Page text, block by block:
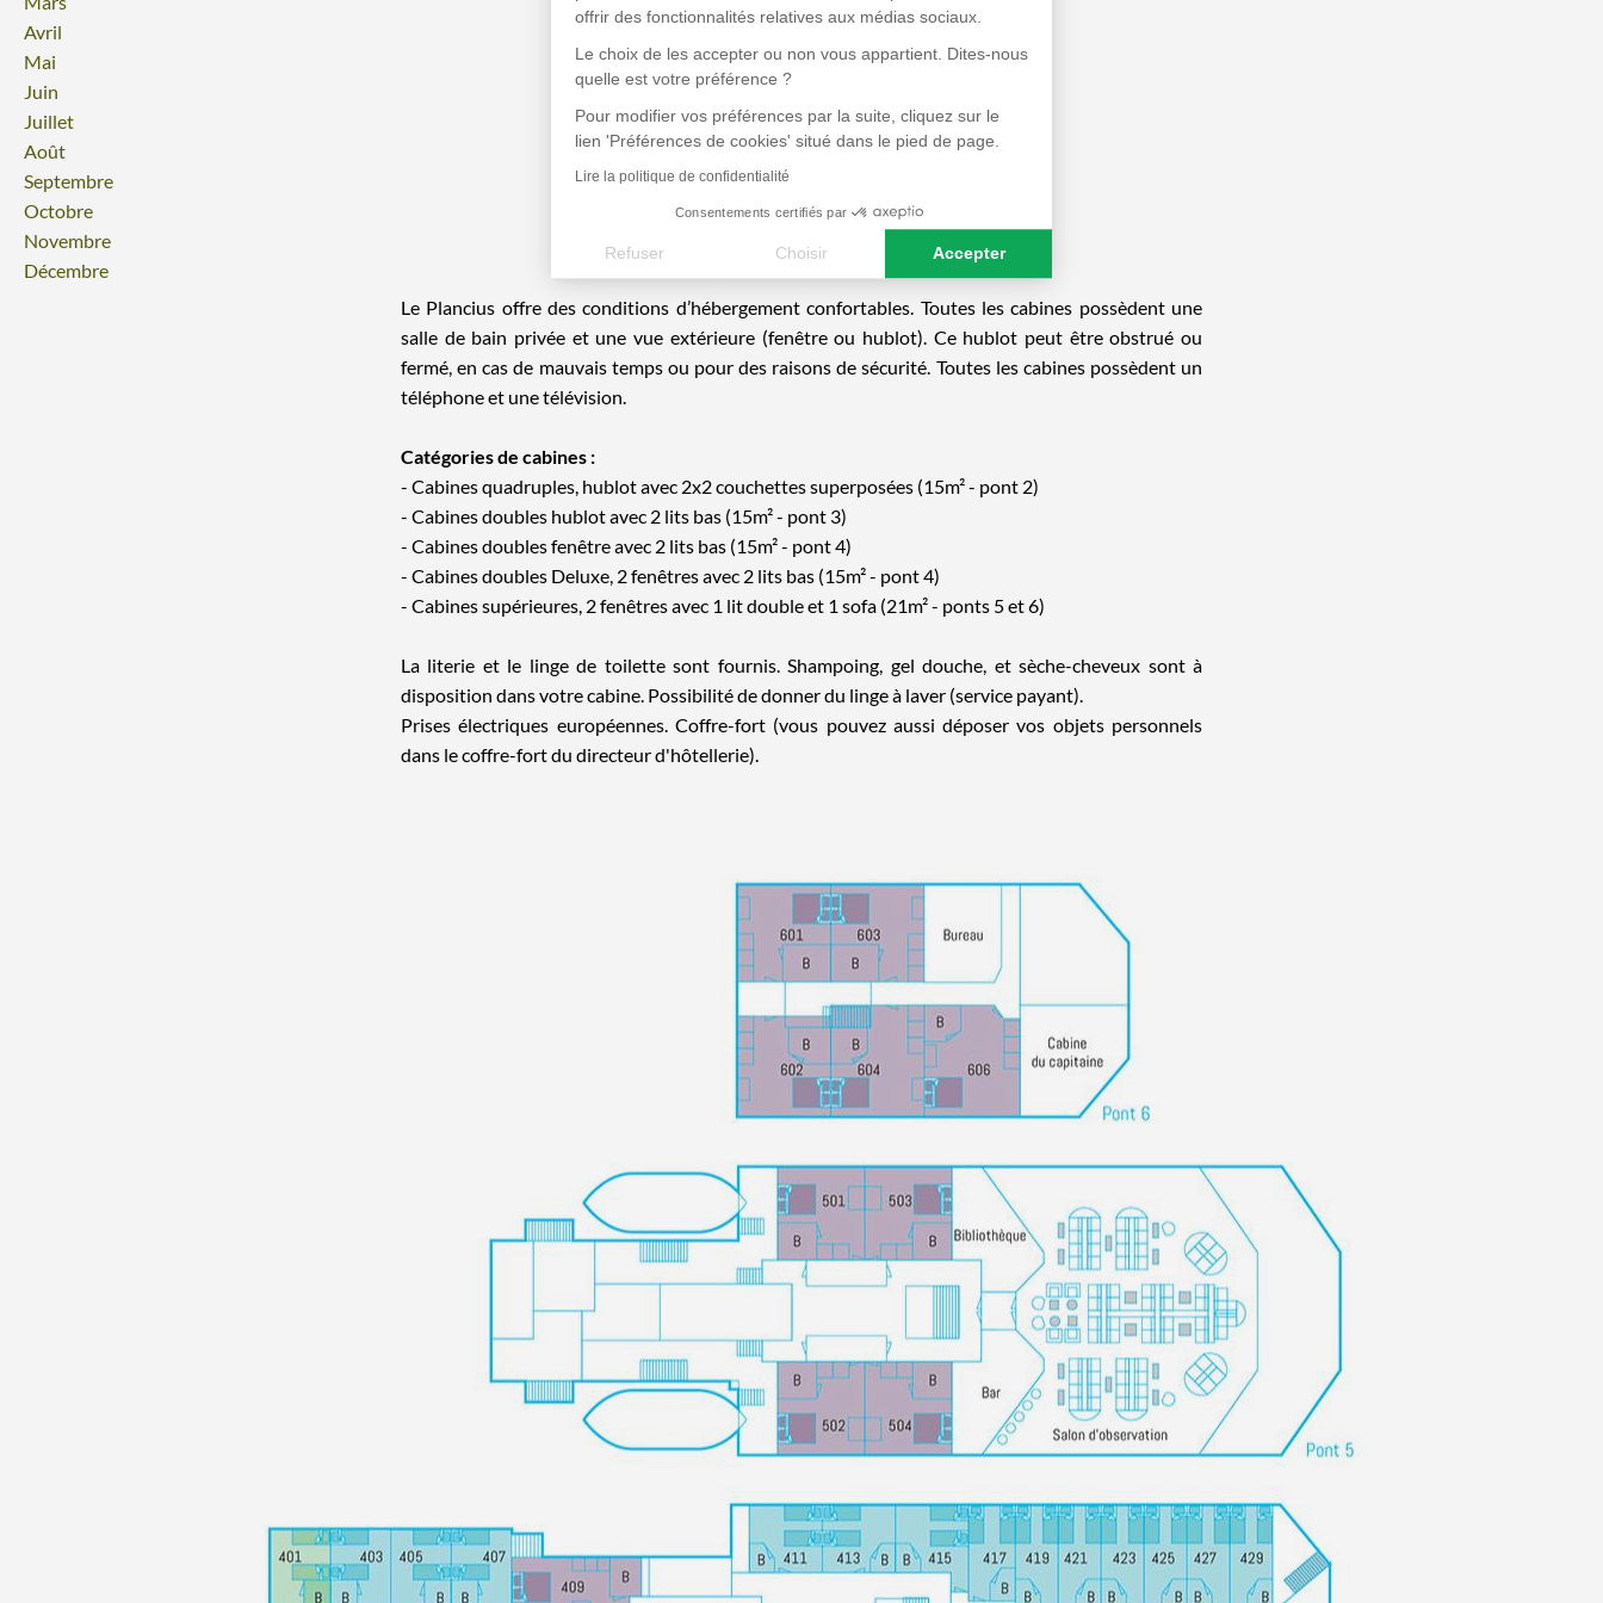
offrir des fonctionnalités relatives aux médias sociaux.
Le choix de les accepter ou non vous appartient. Dites-nous
quelle est votre préférence ?
Pour modifier vos préférences par la suite, cliquez sur le
lien 'Préférences de cookies' situé dans le pied de page.
Lire la politique de confidentialité
Consentements certifiés par
Refuser Choisir Accepter
Notre plateforme vous permet d'adapter et de gérer vos paramètres de confidentialité, en garantissant la conformité avec
Avril
Mai
Juin
Juillet
Août
Septembre
Octobre
Novembre
Décembre
Les cabines et ponts
DÉCOUVRE LES PONTS ET CABINES DU PLANCIUS
Le Plancius offre des conditions d’hébergement confortables. Toutes les cabines possèdent une
salle de bain privée et une vue extérieure (fenêtre ou hublot). Ce hublot peut être obstrué ou
fermé, en cas de mauvais temps ou pour des raisons de sécurité. Toutes les cabines possèdent un
téléphone et une télévision.
Catégories de cabines :
- Cabines quadruples, hublot avec 2x2 couchettes superposées (15m² - pont 2)
- Cabines doubles hublot avec 2 lits bas (15m² - pont 3)
- Cabines doubles fenêtre avec 2 lits bas (15m² - pont 4)
- Cabines doubles Deluxe, 2 fenêtres avec 2 lits bas (15m² - pont 4)
- Cabines supérieures, 2 fenêtres avec 1 lit double et 1 sofa (21m² - ponts 5 et 6)
La literie et le linge de toilette sont fournis. Shampoing, gel douche, et sèche-cheveux sont à
disposition dans votre cabine. Possibilité de donner du linge à laver (service payant).
Prises électriques européennes. Coffre-fort (vous pouvez aussi déposer vos objets personnels
dans le coffre-fort du directeur d'hôtellerie).